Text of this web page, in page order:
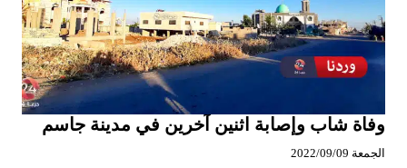
وفاة شاب وإصابة اثنين آخرين في مدينة جاسم
الجمعة 2022/09/09